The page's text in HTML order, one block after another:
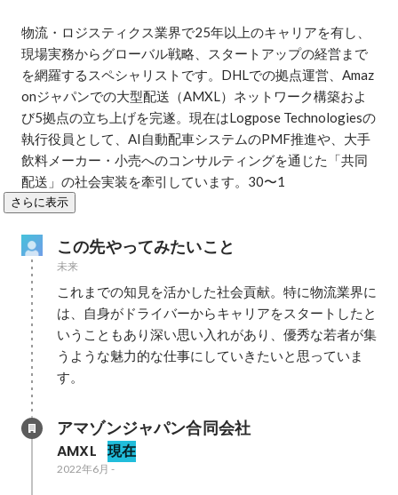
物流・ロジスティクス業界で25年以上のキャリアを有し、
現場実務からグローバル戦略、スタートアップの経営まで
を網羅するスペシャリストです。DHLでの拠点運営、Amaz
onジャパンでの大型配送（AMXL）ネットワーク構築およ
び5拠点の立ち上げを完遂。現在はLogpose Technologiesの
執行役員として、AI自動配車システムのPMF推進や、大手
飲料メーカー・小売へのコンサルティングを通じた「共同
配送」の社会実装を牽引しています。30〜1
さらに表示
この先やってみたいこと
未来
これまでの知見を活かした社会貢献。特に物流業界に
は、自身がドライバーからキャリアをスタートしたと
いうこともあり深い思い入れがあり、優秀な若者が集
うような魅力的な仕事にしていきたいと思っていま
す。
アマゾンジャパン合同会社
AMXL 現在
2022年6月 -